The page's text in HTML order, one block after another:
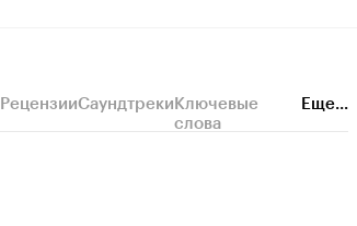
РецензииСаундтрекиКлючевые
слова
Еще...